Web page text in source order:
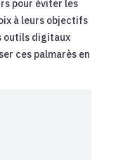
pour éviter les
à leurs objectifs
outils digitaux
ces palmarès en